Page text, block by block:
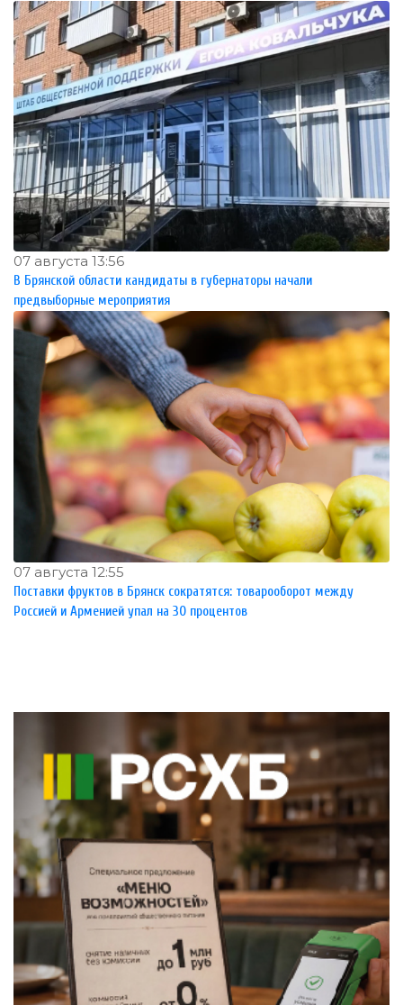
07 августа 13:56
В Брянской области кандидаты в губернаторы начали
предвыборные мероприятия
07 августа 12:55
Поставки фруктов в Брянск сократятся: товарооборот между
Россией и Арменией упал на 30 процентов